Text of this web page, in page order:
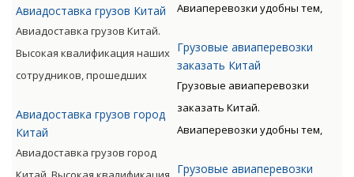
подготовку, позволяет
мастерски обслуживать
перевозки всех видов,
включая опасные категории
Авиадоставка грузов Китай
Авиадоставка грузов Китай.
Высокая квалификация наших
сотрудников, прошедших
позволяет мастерски
обслуживать перевозки всех
видов, включая опасные
Авиадоставка грузов город
Китай
Авиадоставка грузов город
дороже, чем доставка морем
либо машиной. Но стоимость
окупается преимуществами
авиаперевозок.
Авиаперевозки удобны тем,
время клиента. Грузы
доставляются быстро, без
излишних остановок. Цену
дороже, чем доставка морем
либо машиной. Но стоимость
Грузовые авиаперевозки
заказать Китай
Грузовые авиаперевозки
заказать Китай.
Авиаперевозки удобны тем,
время клиента. Грузы
Грузовые авиаперевозки